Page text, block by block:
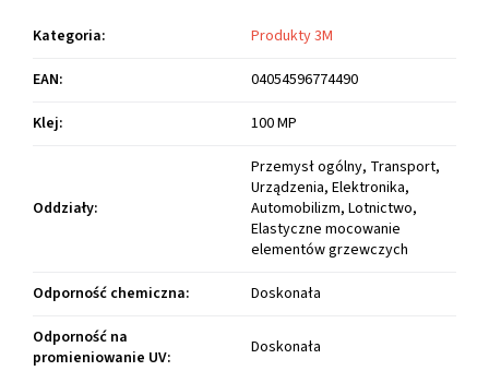
Kategoria:
Produkty 3M
EAN:
04054596774490
Klej: 100 MP
Oddziały:
Przemysł ogólny, Transport,
Urządzenia, Elektronika,
Automobilizm, Lotnictwo,
Elastyczne mocowanie
elementów grzewczych
Odporność chemiczna:
Doskonała
Odporność na
promieniowanie UV: Doskonała